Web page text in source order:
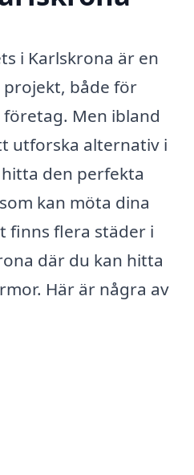
i Karlskrona är en
både för
Men ibland
utforska alternativ i
den perfekta
kan möta dina
finns flera städer i
där du kan hitta
Här är några av